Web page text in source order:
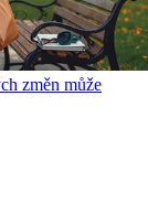
změn může